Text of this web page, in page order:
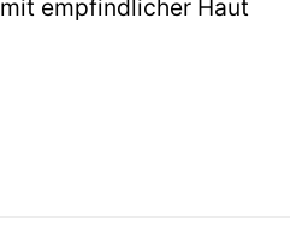
empfindlicher Haut